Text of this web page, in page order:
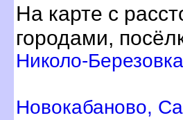
На карте с
ородами,
Николо-
Новокабаново,